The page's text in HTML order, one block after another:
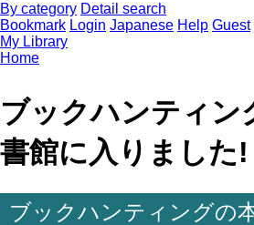
By category Detail search
Bookmark Login Japanese Help Guest
My Library
Home
ブックハンティン
書館に入りました!
ブックハンティングの